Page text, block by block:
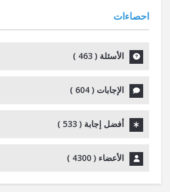
احصاءات
الأسئلة ( 463
)
الإجابات ( 604
)
أفضل إجابة ( 533
)
الأعضاء ( 4300
)